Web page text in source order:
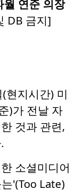
월 연준 의장
DB 금지]
현지시간) 미
)가 전날 자
것과 관련,
소셜미디어
'(Too Late)